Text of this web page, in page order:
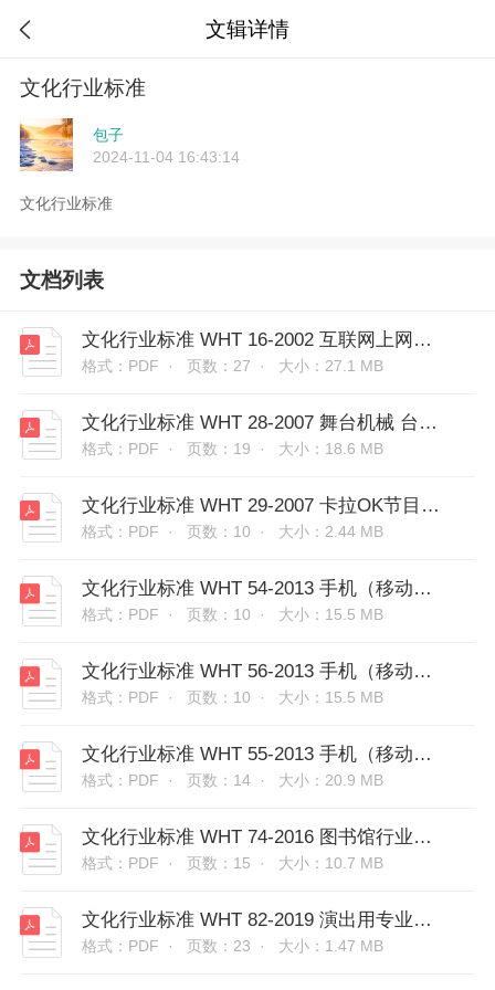
 文辑详情
文化行业标准
包子
2024-11-04 16:43:14
文化行业标准
文档列表
文化行业标准 WHT 16-2002 互联网上网服务营业场所计算机经营管理系统技术规范
格式：PDF · 页数：27 · 大小：27.1 MB
文化行业标准 WHT 28-2007 舞台机械 台上设备安全
格式：PDF · 页数：19 · 大小：18.6 MB
文化行业标准 WHT 29-2007 卡拉OK节目制作规范
格式：PDF · 页数：10 · 大小：2.44 MB
文化行业标准 WHT 54-2013 手机（移动终端）动漫内容要求
格式：PDF · 页数：10 · 大小：15.5 MB
文化行业标准 WHT 56-2013 手机（移动终端） 动漫用户服务规范
格式：PDF · 页数：10 · 大小：15.5 MB
文化行业标准 WHT 55-2013 手机（移动终端）动漫运营服务要求
格式：PDF · 页数：14 · 大小：20.9 MB
文化行业标准 WHT 74-2016 图书馆行业条码
格式：PDF · 页数：15 · 大小：10.7 MB
文化行业标准 WHT 82-2019 演出用专业音响设备音质主观评价方法
格式：PDF · 页数：23 · 大小：1.47 MB